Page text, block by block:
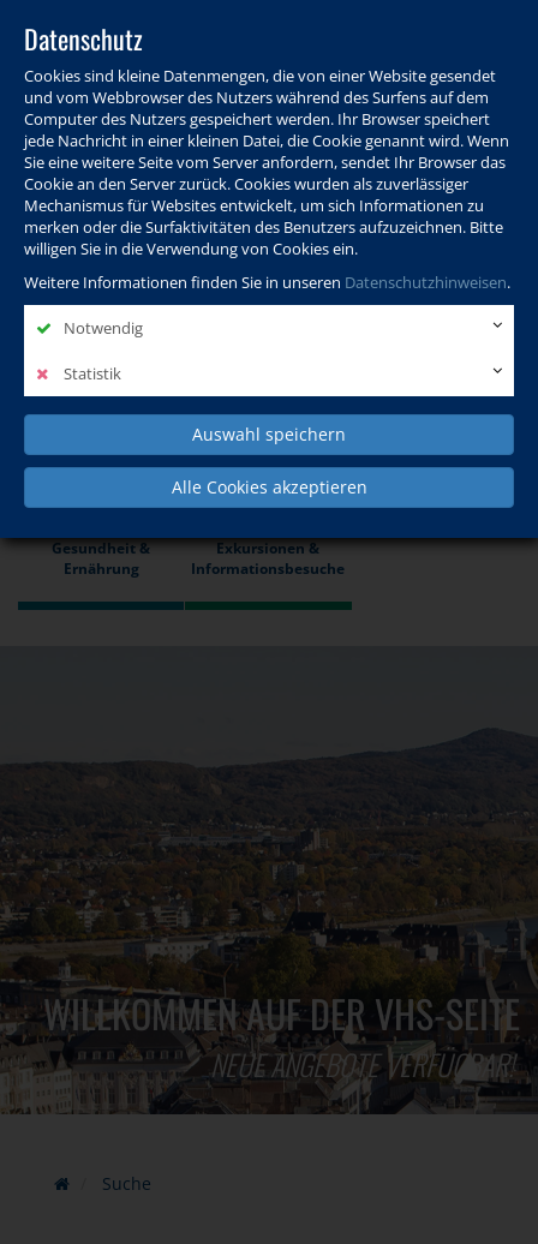
Datenschutz
Cookies sind kleine Datenmengen, die von einer Website gesendet
und vom Webbrowser des Nutzers während des Surfens auf dem
Computer des Nutzers gespeichert werden. Ihr Browser speichert
jede Nachricht in einer kleinen Datei, die Cookie genannt wird. Wenn
Sie eine weitere Seite vom Server anfordern, sendet Ihr Browser das
Cookie an den Server zurück. Cookies wurden als zuverlässiger
Mechanismus für Websites entwickelt, um sich Informationen zu
merken oder die Surfaktivitäten des Benutzers aufzuzeichnen. Bitte
willigen Sie in die Verwendung von Cookies ein.
Weitere Informationen finden Sie in unseren Datenschutzhinweisen.
Notwendig
Statistik
Auswahl speichern
Alle Cookies akzeptieren
Programm Info & Service Aktuelles Warenkorb Login
Ansprechpersonen Kontakt Sitemap
Politik, Wissenschaft &
Internationales
Beruf, IT & Digitales
Gesundheit &
Ernährung
Exkursionen &
Informationsbesuche
WILLKOMMEN AUF DER VHS-SEITE
NEUE ANGEBOTE VERFÜGBAR!
Suche